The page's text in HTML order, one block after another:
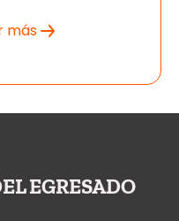
más
EGRESADO